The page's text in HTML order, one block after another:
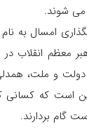
می شوند.
امسال به
معظم انقلاب در
سال دولت و ملت،
است که کسانی
گام بردارند.